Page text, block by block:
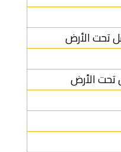
تحت الأرض
تحت الأرض